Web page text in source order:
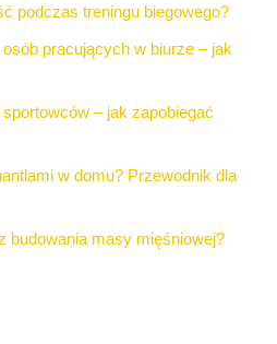
podczas treningu biegowego?
pracujących w biurze – jak
– jak zapobiegać
w domu? Przewodnik dla
budowania masy mięśniowej?